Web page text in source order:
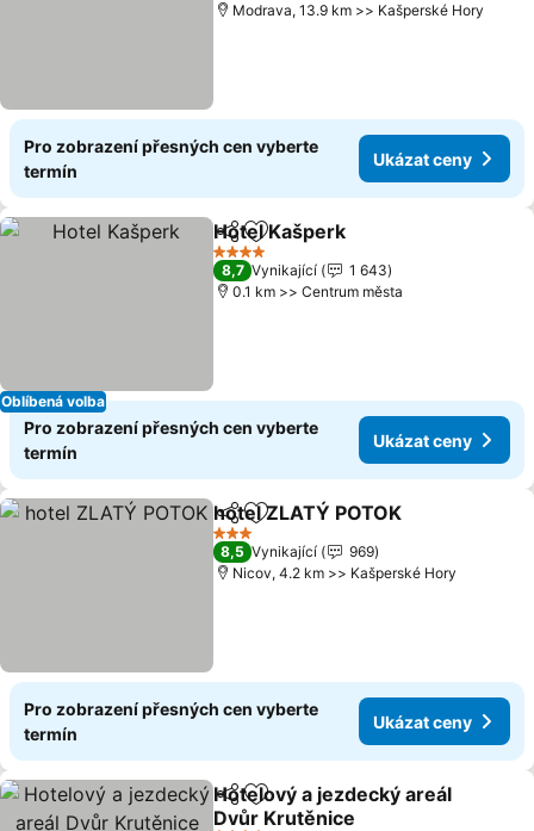
Modrava, 13.9 km >> Kašperské Hory
Pro zobrazení přesných cen vyberte
termín
Ukázat ceny
Oblíbená volba
SdíletPřidat na seznam oblíbených
Hotel Kašperk
4 Počet hvězdiček
8,7 Vynikající
1 643
0.1 km >> Centrum města
Pro zobrazení přesných cen vyberte
termín
Ukázat ceny
SdíletPřidat na seznam oblíbených
hotel ZLATÝ POTOK
3 Počet hvězdiček
8,5 Vynikající
969
Nicov, 4.2 km >> Kašperské Hory
Pro zobrazení přesných cen vyberte
termín
Ukázat ceny
SdíletPřidat na seznam oblíbených
Hotelový a jezdecký areál
Dvůr Krutěnice